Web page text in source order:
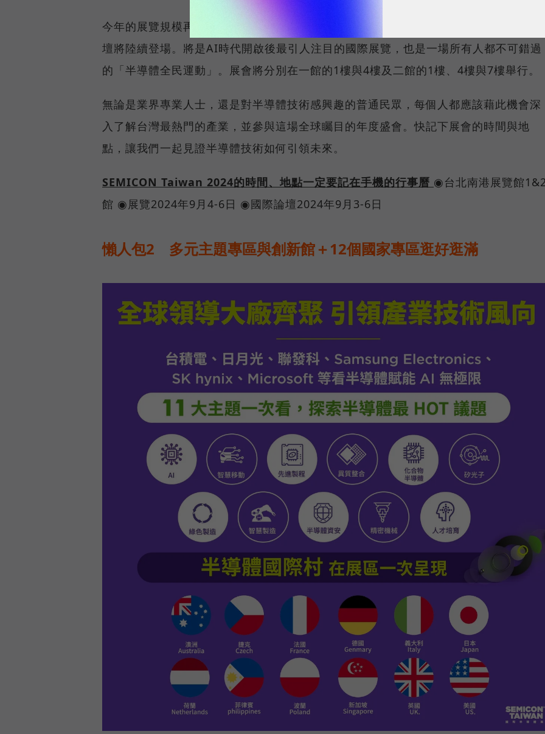
今年的展覽規模再創新高，預計超過1,100間廠商、3,700個攤位、以及超過20場國際論
壇將陸續登場。將是AI時代開啟後最引人注目的國際展覽，也是一場所有人都不可錯過
的「半導體全民運動」。展會將分別在一館的1樓與4樓及二館的1樓、4樓與7樓舉行。
無論是業界專業人士，還是對半導體技術感興趣的普通民眾，每個人都應該藉此機會深
入了解台灣最熱門的產業，並參與這場全球矚目的年度盛會。快記下展會的時間與地
點，讓我們一起見證半導體技術如何引領未來。
SEMICON Taiwan 2024的時間、地點一定要記在手機的行事曆 ◉台北南港展覽館
館 ◉展覽2024年9月4-6日 ◉國際論壇2024年9月3-6日
懶人包2 多元主題專區與創新館＋12個國家專區逛好逛滿